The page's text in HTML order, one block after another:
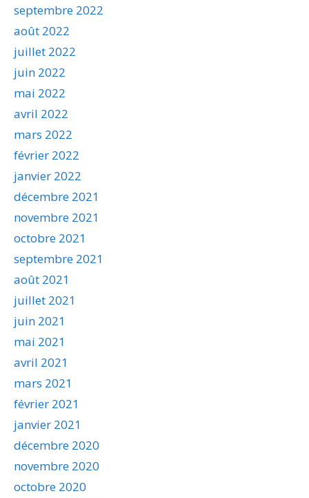
septembre 2022
août 2022
juillet 2022
juin 2022
mai 2022
avril 2022
mars 2022
février 2022
janvier 2022
décembre 2021
novembre 2021
octobre 2021
septembre 2021
août 2021
juillet 2021
juin 2021
mai 2021
avril 2021
mars 2021
février 2021
janvier 2021
décembre 2020
novembre 2020
octobre 2020